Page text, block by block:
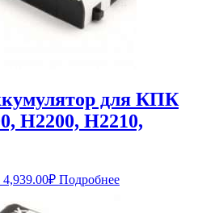
для КПК
H2200, H2210,
Первоначальная
составляла
4,939.00₽Текущая
цена:
Подробнее